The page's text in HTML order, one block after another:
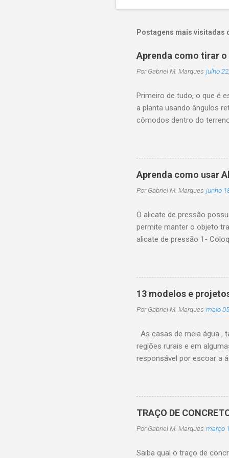
Postagens mais visitadas
Aprenda como tirar
PorGabriel M. Marques julho
Primeiro de tudo, o que é
a planta usando ângulos
cômodos dentro do
esquadrejamento da
limita-se aos vãos
paralelas ao esquadro
casa: 1 - Escolha um
Aprenda como usar
PorGabriel M. Marques junho
O alicate de pressão
permite manter o objeto
alicate de pressão 1-
girando o parafuso na
apertar, fechar, com
universal. 3- Para
você consegue travar e
13 modelos e
PorGabriel M. Marques maio
As casas de meia água ,
regiões rurais e em
responsável por escoar a
pretende gastar muito
solução ideal e mais
até materiais pré-
A grande vantagem
principal, um quarto, uma
TRAÇO DE
PorGabriel M. Marques março
Saiba qual o traço de